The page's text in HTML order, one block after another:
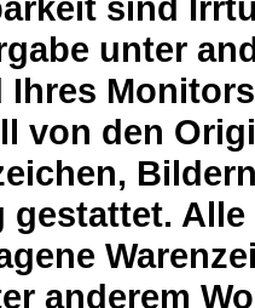
unter
Ihres
von den
gestattet.
anderem